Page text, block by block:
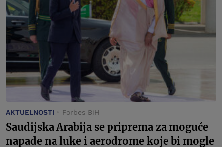
AKTUELNOSTI Forbes BiH
Saudijska Arabija se priprema za moguće
napade na luke i aerodrome koje bi mogle